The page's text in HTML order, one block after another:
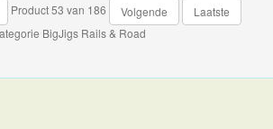
Product 53 van 186 Volgende
Laatste
BigJigs Rails & Road